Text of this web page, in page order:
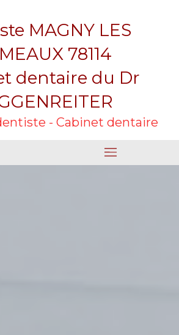
MAGNY LES
78114
dentaire du Dr
- Cabinet dentaire